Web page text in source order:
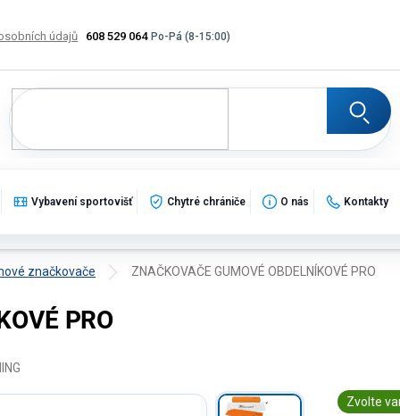
608 529 064
údajů Výměna, vrácení a reklamace zboží
Vybavení sportovišť Chytré chrániče O nás Kontakty
značkovače ZNAČKOVAČE GUMOVÉ OBDELNÍKOVÉ PRO
PRO
Zvolte